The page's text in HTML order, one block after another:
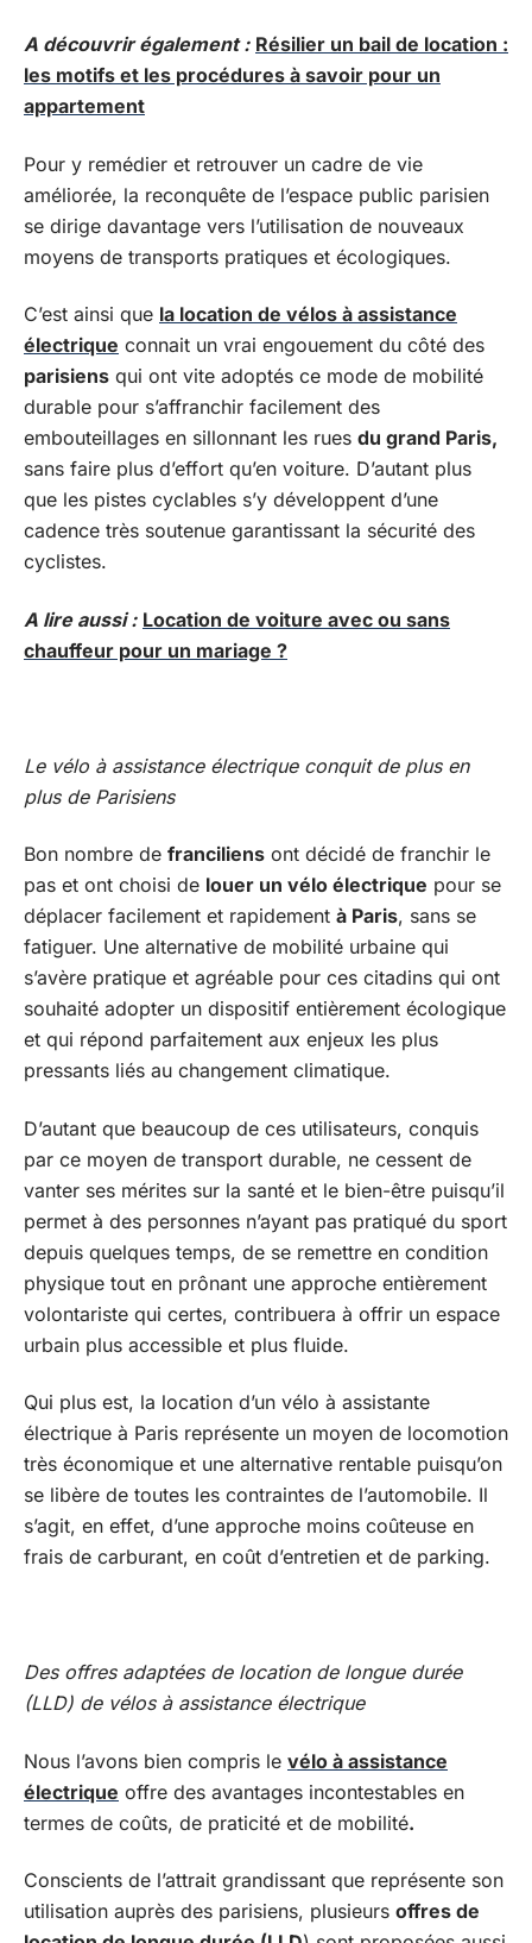
A découvrir également : Résilier un bail de location :
les motifs et les procédures à savoir pour un
appartement
Pour y remédier et retrouver un cadre de vie
améliorée, la reconquête de l’espace public parisien
se dirige davantage vers l’utilisation de nouveaux
moyens de transports pratiques et écologiques.
C’est ainsi que la location de vélos à assistance
électrique connait un vrai engouement du côté des
parisiens qui ont vite adoptés ce mode de mobilité
durable pour s’affranchir facilement des
embouteillages en sillonnant les rues du grand Paris,
sans faire plus d’effort qu’en voiture. D’autant plus
que les pistes cyclables s’y développent d’une
cadence très soutenue garantissant la sécurité des
cyclistes.
A lire aussi : Location de voiture avec ou sans
chauffeur pour un mariage ?
Le vélo à assistance électrique conquit de plus en
plus de Parisiens
Bon nombre de franciliens ont décidé de franchir le
pas et ont choisi de louer un vélo électrique pour se
déplacer facilement et rapidement à Paris, sans se
fatiguer. Une alternative de mobilité urbaine qui
s’avère pratique et agréable pour ces citadins qui ont
souhaité adopter un dispositif entièrement écologique
et qui répond parfaitement aux enjeux les plus
pressants liés au changement climatique.
D’autant que beaucoup de ces utilisateurs, conquis
par ce moyen de transport durable, ne cessent de
vanter ses mérites sur la santé et le bien-être puisqu’il
permet à des personnes n’ayant pas pratiqué du sport
depuis quelques temps, de se remettre en condition
physique tout en prônant une approche entièrement
volontariste qui certes, contribuera à offrir un espace
urbain plus accessible et plus fluide.
Qui plus est, la location d’un vélo à assistante
électrique à Paris représente un moyen de locomotion
très économique et une alternative rentable puisqu’on
se libère de toutes les contraintes de l’automobile. Il
s’agit, en effet, d’une approche moins coûteuse en
frais de carburant, en coût d’entretien et de parking.
Des offres adaptées de location de longue durée
(LLD) de vélos à assistance électrique
Nous l’avons bien compris le vélo à assistance
électrique offre des avantages incontestables en
termes de coûts, de praticité et de mobilité.
Conscients de l’attrait grandissant que représente son
utilisation auprès des parisiens, plusieurs offres de